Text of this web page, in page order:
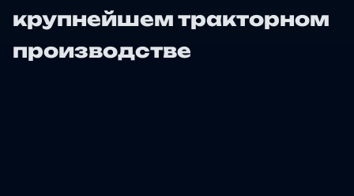
крупнейшем тракторном
производстве